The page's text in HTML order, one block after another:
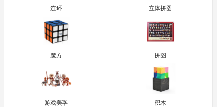
连环 立体拼图
魔方 拼图
游戏美孚 积木